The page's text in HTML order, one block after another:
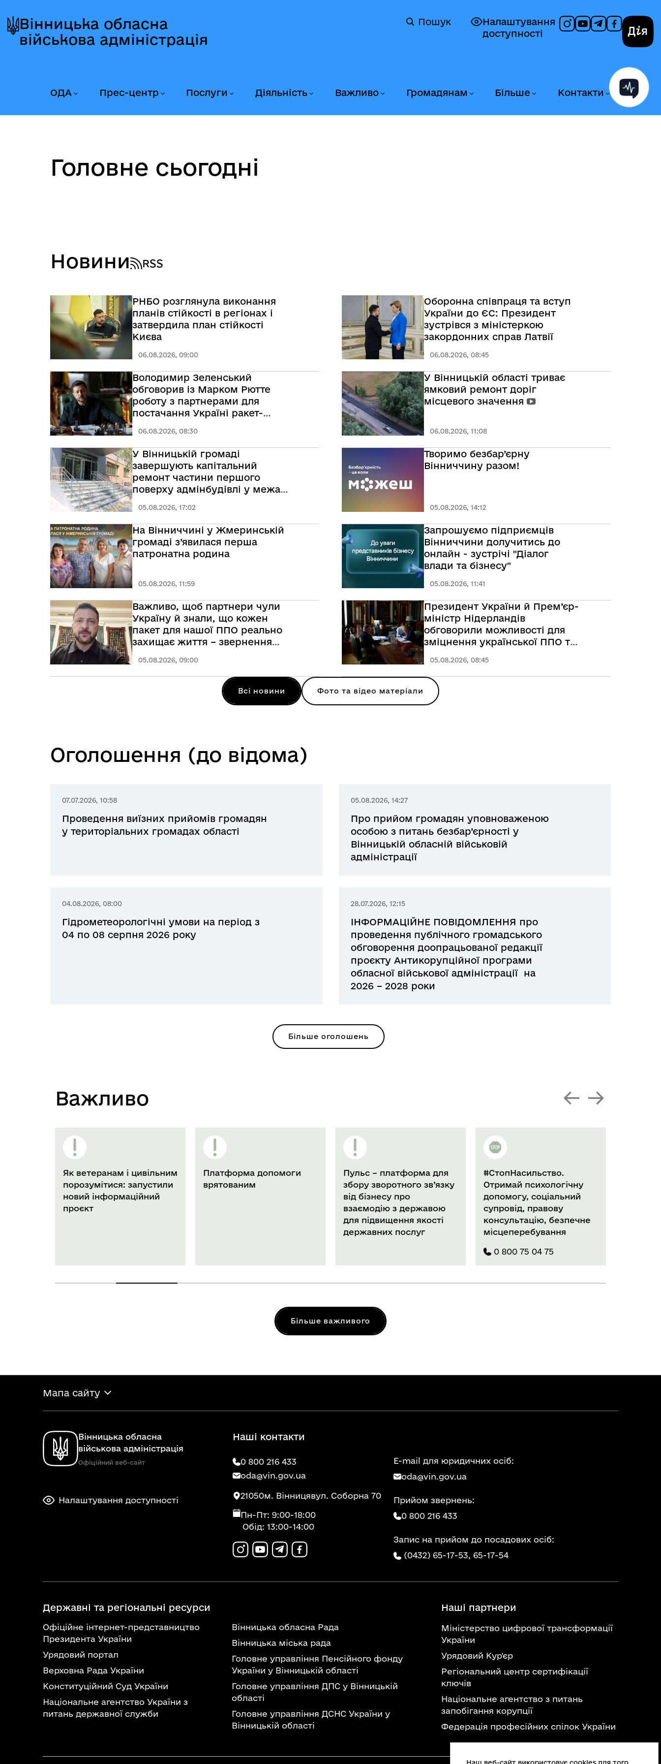
до
головного
до
головного
вмісту
до
головного
колонтитула
Вінницька обласна
військова адміністрація
Налаштування
доступності
Пошук
ОДА Прес-центр Послуги Діяльність Важливо Громадянам Більше Контакти
Головне сьогодні
Новини RSS
06.08.2026, 09:00
РНБО розглянула виконання
планів стійкості в регіонах і
затвердила план стійкості
Києва
06.08.2026, 08:45
Оборонна співпраця та вступ
України до ЄС: Президент
зустрівся з міністеркою
закордонних справ Латвії
06.08.2026, 08:30
Володимир Зеленський
обговорив із Марком Рютте
роботу з партнерами для
постачання Україні ракет-
06.08.2026, 11:08
У Вінницькій області триває
ямковий ремонт доріг
місцевого значення
05.08.2026, 17:02
У Вінницькій громаді
завершують капітальний
ремонт частини першого
поверху адмінбудівлі у межах
05.08.2026, 14:12
Творимо безбар’єрну
Вінниччину разом!
05.08.2026, 11:59
На Вінниччині у Жмеринській
громаді з’явилася перша
патронатна родина
05.08.2026, 11:41
Запрошуємо підприємців
Вінниччини долучитись до
онлайн - зустрічі "Діалог
влади та бізнесу"
05.08.2026, 09:00
Важливо, щоб партнери чули
Україну й знали, що кожен
пакет для нашої ППО реально
захищає життя – звернення
05.08.2026, 08:45
Президент України й Прем’єр-
міністр Нідерландів
обговорили можливості для
зміцнення української ППО та
Всі новини Фото та відео матеріали
Оголошення (до відома)
07.07.2026, 10:58
Проведення виїзних прийомів громадян
у територіальних громадах області
05.08.2026, 14:27
Про прийом громадян уповноваженою
особою з питань безбар’єрності у
Вінницькій обласній військовій
адміністрації
04.08.2026, 08:00
Гідрометеорологічні умови на період з
04 по 08 серпня 2026 року
28.07.2026, 12:15
ІНФОРМАЦІЙНЕ ПОВІДОМЛЕННЯ про
проведення публічного громадського
обговорення доопрацьованої редакції
проєкту Антикорупційної програми
обласної військової адміністрації на
2026 – 2028 роки
Більше оголошень
Вaжливо
Як ветеранам і цивільним
порозумітися: запустили
новий інформаційний
проєкт
Платформа допомоги
врятованим
Пульс – платформа для
збору зворотного зв’язку
від бізнесу про
взаємодію з державою
для підвищення якості
державних послуг
#СтопНасильство.
Отримай психологічну
допомогу, соціальний
супровід, правову
консультацію, безпечне
місцеперебування
0 800 75 04 75
Більше важливого
Мапа сайту
Вінницька обласна
військова адміністрація
Офіційний веб-сайт
Налаштування доступності
Наші контакти
0 800 216 433
oda@vin.gov.ua
21050м. Вінницявул. Соборна 70
Пн-Пт: 9:00-18:00
Обід: 13:00-14:00
E-mail для юридичних осіб:
oda@vin.gov.ua
Прийом звернень:
0 800 216 433
Запис на прийом до посадових осіб:
(0432) 65-17-53, 65-17-54
Державні та регіональні ресурси
Офіційне інтернет-представництво
Президента України
Урядовий портал
Верховна Рада України
Конституційний Суд України
Національне агентство України з
питань державної служби
Вінницька обласна Рада
Вінницька міська рада
Головне управління Пенсійного фонду
України у Вінницькій області
Головне управління ДПС у Вінницькій
області
Головне управління ДСНС України у
Вінницькій області
Наші партнери
Міністерство цифрової трансформації
України
Урядовий Кур'єр
Регіональний центр сертифікації
ключів
Національне агентство з питань
запобігання корупції
Федерація професійних спілок України